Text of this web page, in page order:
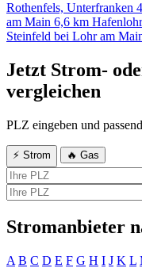
Rothenfels, Unterfranken
am Main 6,6 km
Steinfeld bei Lohr am
Jetzt Strom-
vergleichen
PLZ eingeben und
⚡ Strom
🔥 Gas
Stromanbieter
A B C D E F G H I J K L